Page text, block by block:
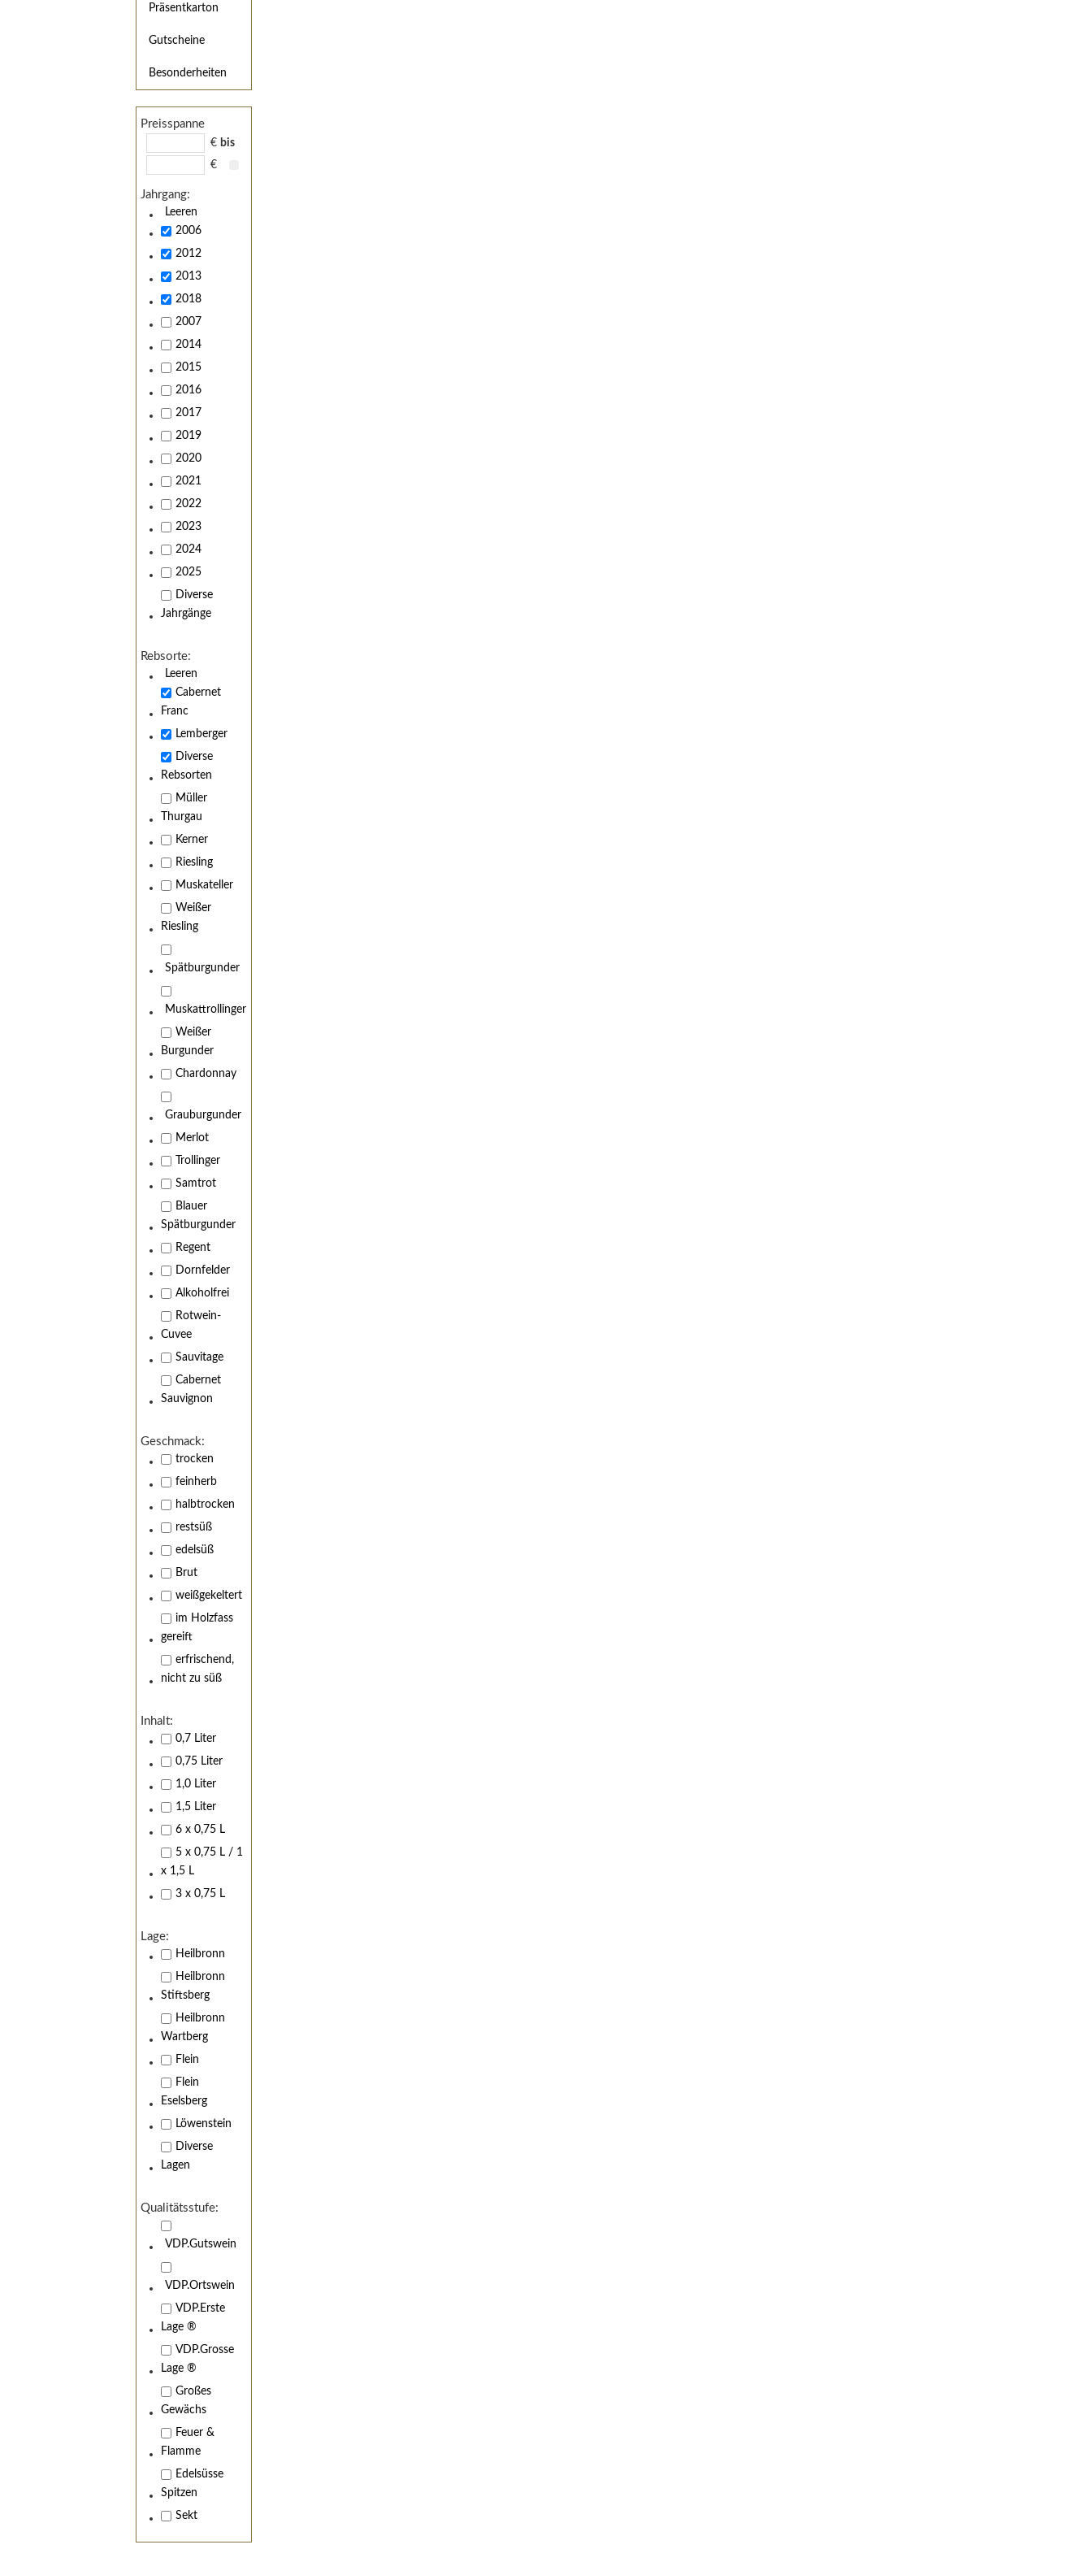
Präsentkarton
Gutscheine
Besonderheiten
Preisspanne
€ bis
€
Jahrgang:
Leeren
2006
2012
2013
2018
2007
2014
2015
2016
2017
2019
2020
2021
2022
2023
2024
2025
Diverse
Jahrgänge
Rebsorte:
Leeren
Cabernet
Franc
Lemberger
Diverse
Rebsorten
Müller
Thurgau
Kerner
Riesling
Muskateller
Weißer
Riesling
Spätburgunder
Muskattrollinger
Weißer
Burgunder
Chardonnay
Grauburgunder
Merlot
Trollinger
Samtrot
Blauer
Spätburgunder
Regent
Dornfelder
Alkoholfrei
Rotwein-
Cuvee
Sauvitage
Cabernet
Sauvignon
Geschmack:
trocken
feinherb
halbtrocken
restsüß
edelsüß
Brut
weißgekeltert
im Holzfass
gereift
erfrischend,
nicht zu süß
Inhalt:
0,7 Liter
0,75 Liter
1,0 Liter
1,5 Liter
6 x 0,75 L
5 x 0,75 L / 1
x 1,5 L
3 x 0,75 L
Lage:
Heilbronn
Heilbronn
Stiftsberg
Heilbronn
Wartberg
Flein
Flein
Eselsberg
Löwenstein
Diverse
Lagen
Qualitätsstufe:
VDP.Gutswein
VDP.Ortswein
VDP.Erste
Lage ®
VDP.Grosse
Lage ®
Großes
Gewächs
Feuer &
Flamme
Edelsüsse
Spitzen
Sekt